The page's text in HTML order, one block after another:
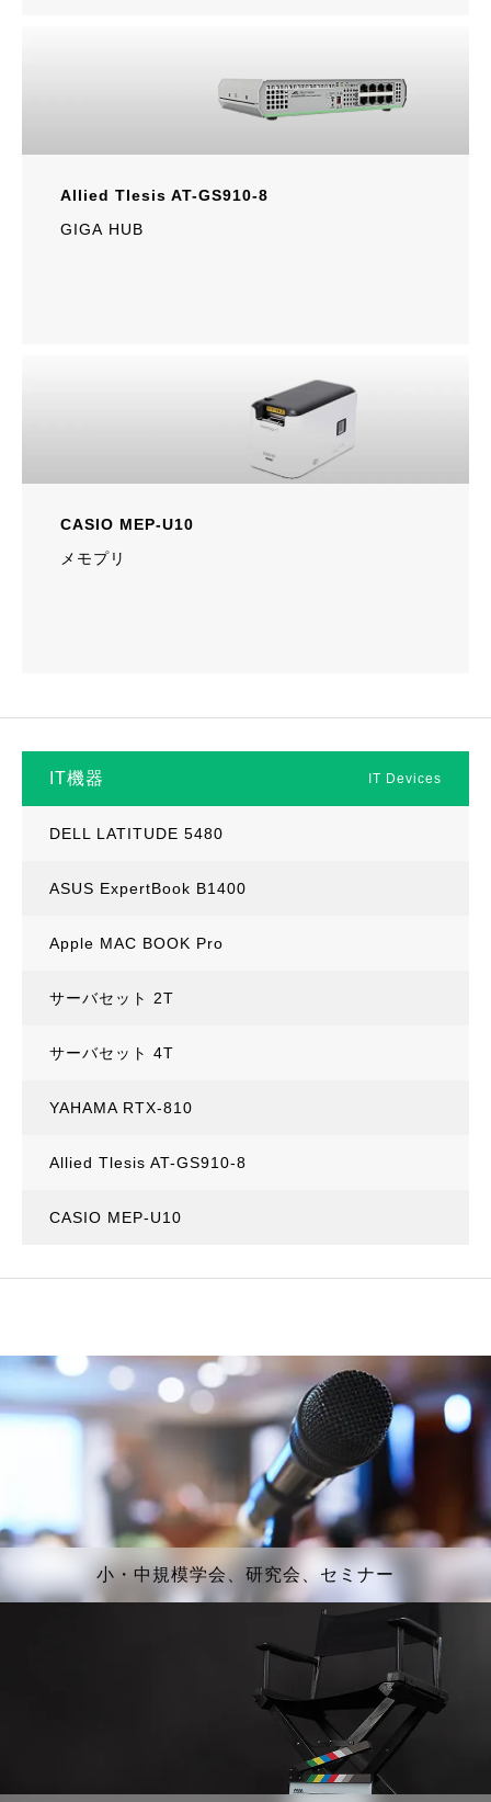
Allied Tlesis AT-GS910-8
GIGA HUB
CASIO MEP-U10
メモプリ
IT機器 IT Devices
DELL LATITUDE 5480
ASUS ExpertBook B1400
Apple MAC BOOK Pro
サーバセット 2T
サーバセット 4T
YAHAMA RTX-810
Allied Tlesis AT-GS910-8
CASIO MEP-U10
小・中規模学会、研究会、セミナー